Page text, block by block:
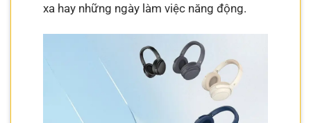
xa hay những ngày làm việc năng động.